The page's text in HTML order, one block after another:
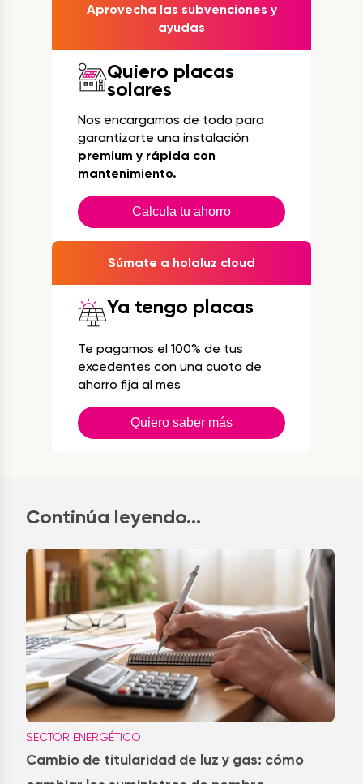
Aprovecha las subvenciones y
ayudas
Quiero placas
solares
Nos encargamos de todo para
garantizarte una instalación
premium y rápida con
mantenimiento.
Calcula tu ahorro
Súmate a holaluz cloud
Ya tengo placas
Te pagamos el 100% de tus
excedentes con una cuota de
ahorro fija al mes
Quiero saber más
Continúa leyendo...
SECTOR ENERGÉTICO
Cambio de titularidad de luz y gas: cómo